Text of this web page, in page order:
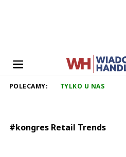
POLECAMY: TYLKO U NAS
#kongres Retail Trends